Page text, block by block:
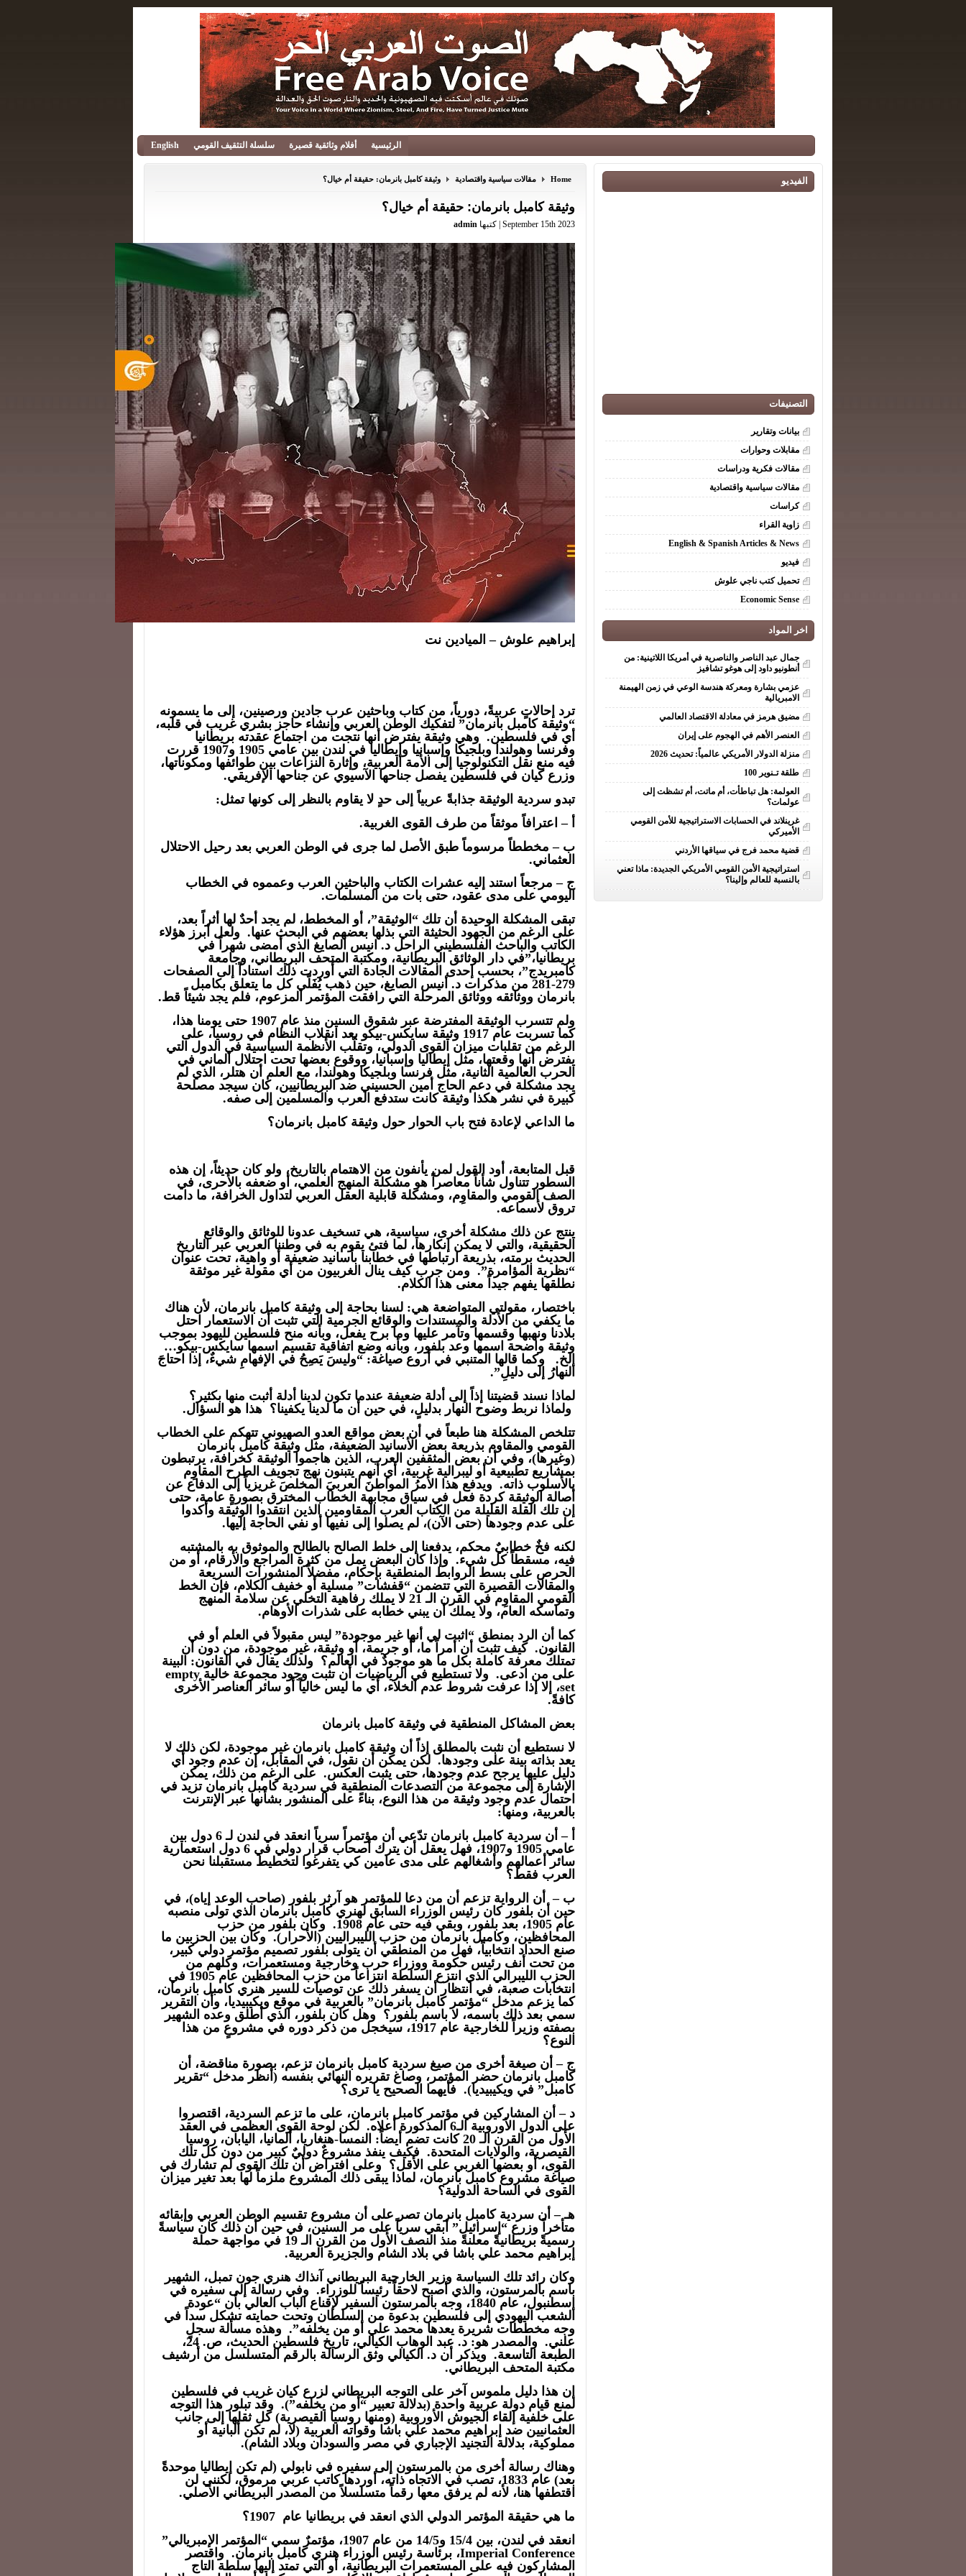
الرئيسية أفلام وثائقية قصيرة سلسلة التثقيف القومي English
Home مقالات سياسية واقتصادية وثيقة كامبل بانرمان: حقيقة أم خيال؟
وثيقة كامبل بانرمان: حقيقة أم خيال؟
September 15th 2023 | كتبها admin
إبراهيم علوش – الميادين نت
ترد إحالاتٍ عربيةً، دورياً، من كتاب وباحثين عرب جادين ورصينين، إلى ما يسمونه
“وثيقة كامبل بانرمان” لتفكيك الوطن العربي وإنشاء حاجز بشري غريب في قلبه،
أي في فلسطين. وهي وثيقة يفترض أنها نتجت من اجتماع عقدته بريطانيا
وفرنسا وهولندا وبلجيكا وإسبانيا وإيطاليا في لندن بين عامي 1905 و1907 قررت
فيه منع نقل التكنولوجيا إلى الأمة العربية، وإثارة النزاعات بين طوائفها ومكوناتها،
وزرع كيان في فلسطين يفصل جناحها الآسيوي عن جناحها الإفريقي.
تبدو سردية الوثيقة جذابةً عربياً إلى حدٍ لا يقاوم بالنظر إلى كونها تمثل:
أ – اعترافاً موثقاً من طرف القوى الغربية.
ب – مخططاً مرسوماً طبق الأصل لما جرى في الوطن العربي بعد رحيل الاحتلال
العثماني.
ج – مرجعاً استند إليه عشرات الكتاب والباحثين العرب وعمموه في الخطاب
اليومي على مدى عقود، حتى بات من المسلمات.
تبقى المشكلة الوحيدة أن تلك “الوثيقة”، أو المخطط، لم يجد أحدٌ لها أثراً بعد،
على الرغم من الجهود الحثيثة التي بذلها بعضهم في البحث عنها. ولعل أبرز هؤلاء
الكاتب والباحث الفلسطيني الراحل د. انيس الصايغ الذي أمضى شهراً في
بريطانيا،”في دار الوثائق البريطانية، ومكتبة المتحف البريطاني، وجامعة
كامبريدج”، بحسب إحدى المقالات الجادة التي أوردت ذلك استناداً إلى الصفحات
279-281 من مذكرات د. أنيس الصايغ، حين ذهب يُفَلّي كل ما يتعلق بكامبل
بانرمان ووثائقه ووثائق المرحلة التي رافقت المؤتمر المزعوم، فلم يجد شيئاً قط.
ولم تتسرب الوثيقة المفترضة عبر شقوق السنين منذ عام 1907 حتى يومنا هذا،
كما تسربت عام 1917 وثيقة سايكس-بيكو بعد انقلاب النظام في روسيا، على
الرغم من تقلبات ميزان القوى الدولي، وتقلّب الأنظمة السياسية في الدول التي
يفترض أنها وقعتها، مثل إيطاليا وإسبانيا، ووقوع بعضها تحت احتلال ألماني في
الحرب العالمية الثانية، مثل فرنسا وبلجيكا وهولندا، مع العلم أن هتلر، الذي لم
يجد مشكلة في دعم الحاج أمين الحسيني ضد البريطانيين، كان سيجد مصلحة
كبيرة في نشر هكذا وثيقة كانت ستدفع العرب والمسلمين إلى صفه.
ما الداعي لإعادة فتح باب الحوار حول وثيقة كامبل بانرمان؟
قبل المتابعة، أود القول لمن يأنفون من الاهتمام بالتاريخ، ولو كان حديثاً، إن هذه
السطور تتناول شأناً معاصراً هو مشكلة المنهج العلمي، أو ضعفه بالأحرى، في
الصف القومي والمقاوِم، ومشكلة قابلية العقل العربي لتداول الخرافة، ما دامت
تروق لأسماعه.
ينتج عن ذلك مشكلة أخرى، سياسية، هي تسخيف عدونا للوثائق والوقائع
الحقيقية، والتي لا يمكن إنكارها، لما فتئ يقوم به في وطننا العربي عبر التاريخ
الحديث برمته، بذريعة ارتباطها في خطابنا بأسانيد ضعيفة أو واهية، تحت عنوان
“نظرية المؤامرة”. ومن جرب كيف ينال الغربيون من أي مقولة غير موثقة
نطلقها يفهم جيداً معنى هذا الكلام.
باختصار، مقولتي المتواضعة هي: لسنا بحاجة إلى وثيقة كامبل بانرمان، لأن هناك
ما يكفي من الأدلة والمستندات والوقائع الجرمية التي تثبت أن الاستعمار احتل
بلادنا ونهبها وقسمها وتآمر عليها وما برح يفعل، وبأنه منح فلسطين لليهود بموجب
وثيقة واضحة اسمها وعد بلفور، وبأنه وضع اتفاقية تقسيم اسمها سايكس-بيكو…
إلخ. وكما قالها المتنبي في أروع صياغة: “وليسَ يَصِحُ في الإفهامِ شيءٌ، إذا احتاجَ
النهارُ إلى دليلِ”.
لماذا نسند قضيتنا إذاً إلى أدلة ضعيفة عندما تكون لدينا أدلة أثبت منها بكثير؟
ولماذا نربط وضوح النهار بدليلٍ، في حين أن ما لدينا يكفينا؟ هذا هو السؤال.
تتلخص المشكلة هنا طبعاً في أن بعض مواقع العدو الصهيوني تتهكم على الخطاب
القومي والمقاوم بذريعة بعض الأسانيد الضعيفة، مثل وثيقة كامبل بانرمان
(وغيرها)، وفي أن بعض المثقفين العرب، الذين هاجموا الوثيقة كخرافة، يرتبطون
بمشاريع تطبيعية أو ليبرالية غربية، أي أنهم يتبنون نهج تجويف الطرح المقاوِم
بالأسلوب ذاته. ويدفع هذا الأمرُ المواطنَ العربيَ المخلصَ غريزياً إلى الدفاع عن
أصالة الوثيقة كردة فعل في سياق مجابهة الخطاب المخترق بصورةٍ عامة، حتى
إن تلك القلة القليلة من الكتاب العرب المقاومين الذين انتقدوا الوثيقة وأكدوا
على عدم وجودها (حتى الآن)، لم يصلوا إلى نفيها أو نفي الحاجة إليها.
لكنه فخٌ خطابيٌ محكم، يدفعنا إلى خلط الصالح بالطالح والموثوق به بالمشتبه
فيه، مسقطاً كل شيء. وإذا كان البعض يمل من كثرة المراجع والأرقام، أو من
الحرص على بسط الروابط المنطقية بإحكام، مفضلاً المنشورات السريعة
والمقالات القصيرة التي تتضمن “قفشات” مسلية أو خفيف الكلام، فإن الخط
القومي المقاوِم في القرن الـ 21 لا يملك رفاهية التخلي عن سلامة المنهج
وتماسكه العام، ولا يملك أن يبني خطابه على شذرات الأوهام.
كما أن الرد بمنطق “اثبت لي أنها غير موجودة” ليس مقبولاً في العلم أو في
القانون. كيف تثبت أن أمراً ما، أو جريمة، أو وثيقة، غير موجودة، من دون أن
تمتلك معرفة كاملة بكل ما هو موجودٌ في العالم؟ ولذلك يقال في القانون: البينة
على من ادعى. ولا تستطيع في الرياضيات أن تثبت وجود مجموعة خالية empty
set، إلا إذا عرفت شروط عدم الخلاء، أي ما ليس خالياً أو سائر العناصر الأخرى
كافةً.
بعض المشاكل المنطقية في وثيقة كامبل بانرمان
لا نستطيع أن نثبت بالمطلق إذاً أن وثيقة كامبل بانرمان غير موجودة، لكن ذلك لا
يعد بذاته بينة على وجودها. لكن يمكن أن نقول، في المقابل، إن عدم وجود أي
دليل عليها يرجح عدم وجودها، حتى يثبت العكس. على الرغم من ذلك، يمكن
الإشارة إلى مجموعة من التصدعات المنطقية في سردية كامبل بانرمان تزيد في
احتمال عدم وجود وثيقة من هذا النوع، بناءً على المنشور بشأنها عبر الإنترنت
بالعربية، ومنها:
أ – أن سردية كامبل بانرمان تدّعي أن مؤتمراً سرياً انعقد في لندن لـ 6 دول بين
عامي 1905 و1907، فهل يعقل أن يترك أصحاب قرار دولي في 6 دول استعمارية
سائر أعمالهم وأشغالهم على مدى عامين كي يتفرغوا لتخطيط مستقبلنا نحن
العرب فقط؟
ب – أن الرواية تزعم أن من دعا للمؤتمر هو آرثر بلفور (صاحب الوعد إياه)، في
حين أن بلفور كان رئيس الوزراء السابق لهنري كامبل بانرمان الذي تولى منصبه
عام 1905، بعد بلفور، وبقي فيه حتى عام 1908. وكان بلفور من حزب
المحافظين، وكامبل بانرمان من حزب الليبراليين (الأحرار). وكان بين الحزبين ما
صنع الحداد انتخابياً، فهل من المنطقي أن يتولى بلفور تصميم مؤتمر دولي كبير،
من تحت أنف رئيس حكومة ووزراء حرب وخارجية ومستعمرات، وكلهم من
الحزب الليبرالي الذي انتزع السلطة انتزاعاً من حزب المحافظين عام 1905 في
انتخابات صعبة، في انتظار أن يسفر ذلك عن توصيات للسير هنري كامبل بانرمان،
كما يزعم مدخل “مؤتمر كامبل بانرمان” بالعربية في موقع ويكيبيديا، وأن التقرير
سمي بعد ذلك باسمه، لا باسم بلفور؟ وهل كان بلفور، الذي أطلق وعده الشهير
بصفته وزيراً للخارجية عام 1917، سيخجل من ذكر دوره في مشروعٍ من هذا
النوع؟
ج – أن صيغة أخرى من صيغ سردية كامبل بانرمان تزعم، بصورة مناقضة، أن
كامبل بانرمان حضر المؤتمر، وصاغ تقريره النهائي بنفسه (أنظر مدخل “تقرير
كامبل” في ويكيبيديا). فأيهما الصحيح يا ترى؟
د – أن المشاركين في مؤتمر كامبل بانرمان، على ما تزعم السردية، اقتصروا
على الدول الأوروبية الـ6 المذكورة أعلاه. لكن لوحة القوى العظمى في العقد
الأول من القرن الـ 20 كانت تضم أيضاً: النمسا-هنغاريا، ألمانيا، اليابان، روسيا
القيصرية، والولايات المتحدة. فكيف ينفذ مشروعٌ دوليٌ كبير من دون كل تلك
القوى، أو بعضها الغربي على الأقل؟ وعلى افتراض أن تلك القوى لم تشارك في
صياغة مشروع كامبل بانرمان، لماذا يبقى ذلك المشروع ملزماً لها بعد تغير ميزان
القوى في الساحة الدولية؟
هـ – أن سردية كامبل بانرمان تصر على أن مشروع تقسيم الوطن العربي وإبقائه
متأخراً وزرع “إسرائيل” أبقي سرياً على مر السنين، في حين أن ذلك كان سياسةً
رسميةً بريطانيةً معلنةً منذ النصف الأول من القرن الـ 19 في مواجهة حملة
إبراهيم محمد علي باشا في بلاد الشام والجزيرة العربية.
وكان رائد تلك السياسة وزير الخارجية البريطاني آنذاك هنري جون تمبل، الشهير
باسم بالمرستون، والذي أصبح لاحقاً رئيساً للوزراء. وفي رسالة إلى سفيره في
إسطنبول، عام 1840، وجه بالمرستون السفير لإقناع الباب العالي بأن “عودة
الشعب اليهودي إلى فلسطين بدعوة من السلطان وتحت حمايته تشكل سداً في
وجه مخططات شريرة يعدها محمد علي أو من يخلفه”. وهذه مسألة سجلٍ
علني. والمصدر هو: د. عبد الوهاب الكيالي، تاريخ فلسطين الحديث، ص. 24،
الطبعة التاسعة. ويذكر أن د. الكيالي وثق الرسالة بالرقم المتسلسل من أرشيف
مكتبة المتحف البريطاني.
إن هذا دليل ملموس آخر على التوجه البريطاني لزرع كيان غريب في فلسطين
لمنع قيام دولة عربية واحدة (بدلالة تعبير “أو من يخلفه”). وقد تبلور هذا التوجه
على خلفية إلقاء الجيوش الأوروبية (ومنها روسيا القيصرية) كل ثقلها إلى جانب
العثمانيين ضد إبراهيم محمد علي باشا وقواته العربية (لا، لم تكن ألبانية أو
مملوكية، بدلالة التجنيد الإجباري في مصر والسودان وبلاد الشام).
وهناك رسالة أخرى من بالمرستون إلى سفيره في نابولي (لم تكن إيطاليا موحدةً
بعد) عام 1833، تصب في الاتجاه ذاته، أوردها كاتب عربي مرموق، لكنني لن
اقتطفها هنا، لأنه لم يرفق معها رقماً متسلسلاً من المصدر البريطاني الأصلي.
ما هي حقيقة المؤتمر الدولي الذي انعقد في بريطانيا عام 1907؟
انعقد في لندن، بين 15/4 و14/5 من عام 1907، مؤتمرٌ سمي “المؤتمر الإمبريالي”
Imperial Conference، برئاسة رئيس الوزراء هنري كامبل بانرمان. واقتصر
المشاركون فيه على المستعمرات البريطانية، أو التي تمتد إليها سلطة التاج
الفيديو
التصنيفات
بيانات وتقارير
مقابلات وحوارات
مقالات فكرية ودراسات
مقالات سياسية واقتصادية
كراسات
زاوية القراء
English & Spanish Articles & News
فيديو
تحميل كتب ناجي علوش
Economic Sense
اخر المواد
جمال عبد الناصر والناصرية في أمريكا اللاتينية: من
أنطونيو داود إلى هوغو تشافيز
عزمي بشارة ومعركة هندسة الوعي في زمن الهيمنة
الامبريالية
مضيق هرمز في معادلة الاقتصاد العالمي
العنصر الأهم في الهجوم على إيران
منزلة الدولار الأمريكي عالمياً: تحديث 2026
طلقة تـنوير 100
العولمة: هل تباطأت، أم ماتت، أم تشظت إلى
عولمات؟
غرينلاند في الحسابات الاستراتيجية للأمن القومي
الأميركي
قضية محمد فرج في سياقها الأردني
استراتيجية الأمن القومي الأمريكي الجديدة: ماذا تعني
بالنسبة للعالم وإلينا؟